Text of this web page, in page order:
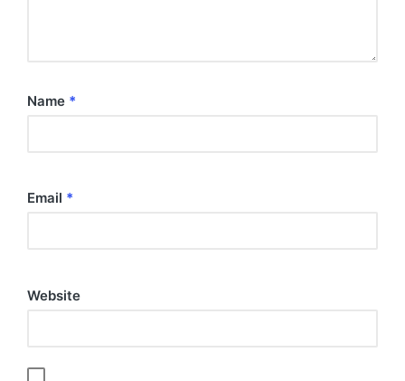
Name *
Email *
Website